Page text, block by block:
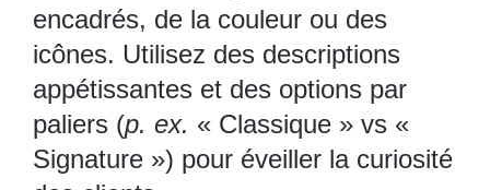
encadrés, de la couleur ou des
icônes. Utilisez des descriptions
appétissantes et des options par
paliers (p. ex. « Classique » vs «
Signature ») pour éveiller la curiosité